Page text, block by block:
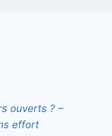
ouverts ? –
effort